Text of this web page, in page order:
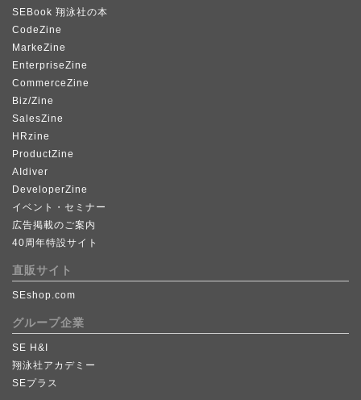
SEBook 翔泳社の本
CodeZine
MarkeZine
EnterpriseZine
CommerceZine
Biz/Zine
SalesZine
HRzine
ProductZine
AIdiver
DeveloperZine
イベント・セミナー
広告掲載のご案内
40周年特設サイト
直販サイト
SEshop.com
グループ企業
SE H&I
翔泳社アカデミー
SEプラス